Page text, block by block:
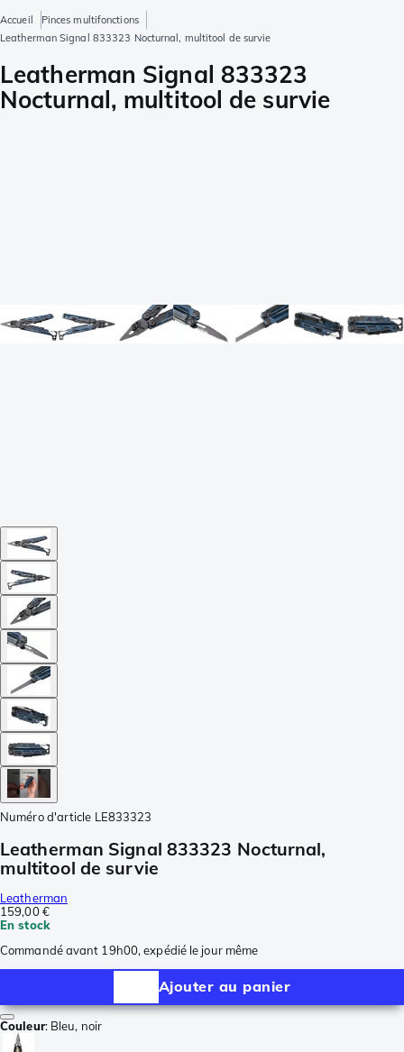
Accueil
Pinces multifonctions
Leatherman Signal 833323 Nocturnal, multitool de survie
Leatherman Signal 833323
Nocturnal, multitool de survie
Numéro d'article LE833323
Leatherman Signal 833323 Nocturnal,
multitool de survie
Leatherman
159,00 €
En stock
Commandé avant 19h00, expédié le jour même
Ajouter au panier
Couleur: Bleu, noir